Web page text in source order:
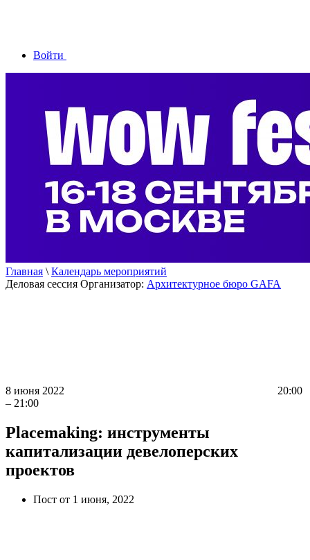
Войти
Главная \ Календарь мероприятий
Деловая сессия Организатор: Архитектурное бюро GAFA
8 июня 2022
20:00
– 21:00
Placemaking: инструменты
капитализации девелоперских
проектов
Пост от 1 июня, 2022